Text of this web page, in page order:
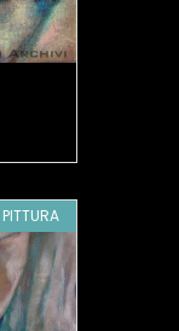
PITTURA